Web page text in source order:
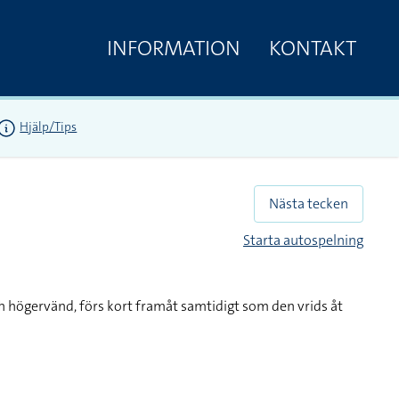
INFORMATION KONTAKT
Hjälp/Tips
Nästa tecken
Starta autospelning
högervänd, förs kort framåt samtidigt som den vrids åt